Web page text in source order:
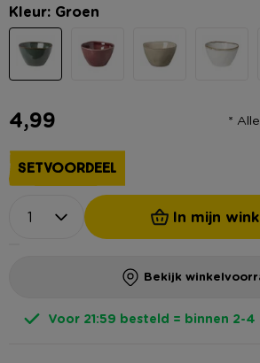
Kleur: Groen
4,99 *
SETVOORDEEL
In mijn
Bekijk
Voor 21:59 besteld = binnen 2-